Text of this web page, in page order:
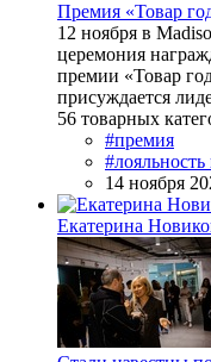
Премия «Товар
12 ноября в
церемония
премии «Товар
присуждается
56 товарных
#премия
14 ноября
Екатерина